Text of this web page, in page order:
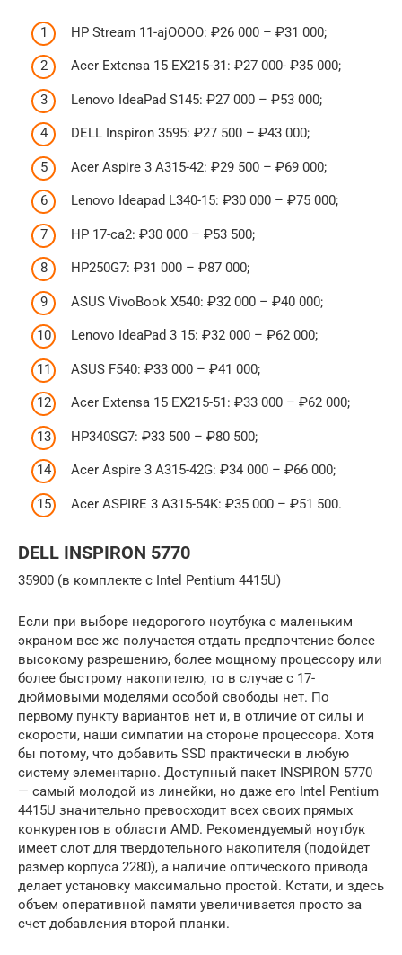
HP Stream 11-ajOOOO: ₽26 000 – ₽31 000;
Acer Extensa 15 EX215-31: ₽27 000- ₽35 000;
Lenovo IdeaPad S145: ₽27 000 – ₽53 000;
DELL Inspiron 3595: ₽27 500 – ₽43 000;
Acer Aspire 3 A315-42: ₽29 500 – ₽69 000;
Lenovo Ideapad L340-15: ₽30 000 – ₽75 000;
HP 17-ca2: ₽30 000 – ₽53 500;
HP250G7: ₽31 000 – ₽87 000;
ASUS VivoBook X540: ₽32 000 – ₽40 000;
Lenovo IdeaPad 3 15: ₽32 000 – ₽62 000;
ASUS F540: ₽33 000 – ₽41 000;
Acer Extensa 15 EX215-51: ₽33 000 – ₽62 000;
HP340SG7: ₽33 500 – ₽80 500;
Acer Aspire 3 A315-42G: ₽34 000 – ₽66 000;
Acer ASPIRE 3 A315-54K: ₽35 000 – ₽51 500.
DELL INSPIRON 5770
35900 (в комплекте с Intel Pentium 4415U)
Если при выборе недорогого ноутбука с маленьким
экраном все же получается отдать предпочтение более
высокому разрешению, более мощному процессору или
более быстрому накопителю, то в случае с 17-
дюймовыми моделями особой свободы нет. По
первому пункту вариантов нет и, в отличие от силы и
скорости, наши симпатии на стороне процессора. Хотя
бы потому, что добавить SSD практически в любую
систему элементарно. Доступный пакет INSPIRON 5770
— самый молодой из линейки, но даже его Intel Pentium
4415U значительно превосходит всех своих прямых
конкурентов в области AMD. Рекомендуемый ноутбук
имеет слот для твердотельного накопителя (подойдет
размер корпуса 2280), а наличие оптического привода
делает установку максимально простой. Кстати, и здесь
объем оперативной памяти увеличивается просто за
счет добавления второй планки.